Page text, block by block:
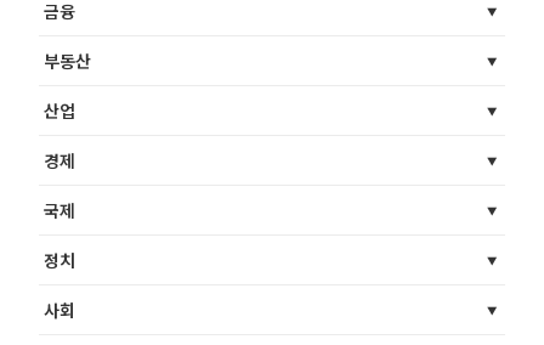
금융
부동산
산업
경제
국제
정치
사회